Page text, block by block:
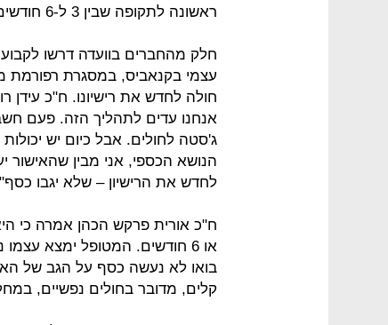
ראשונה לתקופה שבין 3 ל-6 חודשים, ומהפעם השנייה ואילך לבין 6 ל-12 חודשים.
חלק מהחברים בוועדה דרשו
עצמי בקנאביס, במסגרת
חולה לחדש את רישיונו. ח"כ
אנחנו עדים לתהליך הזה. פעם
ג'סטה לחולים. אבל כיום יש יכולות
לחדש את הרישיון – שלא יגבו
או 6 חודשים. המטופל ימצא
בואו לא נעשה כסף על הגב של
קלים, מדובר בחולים נפשיים,